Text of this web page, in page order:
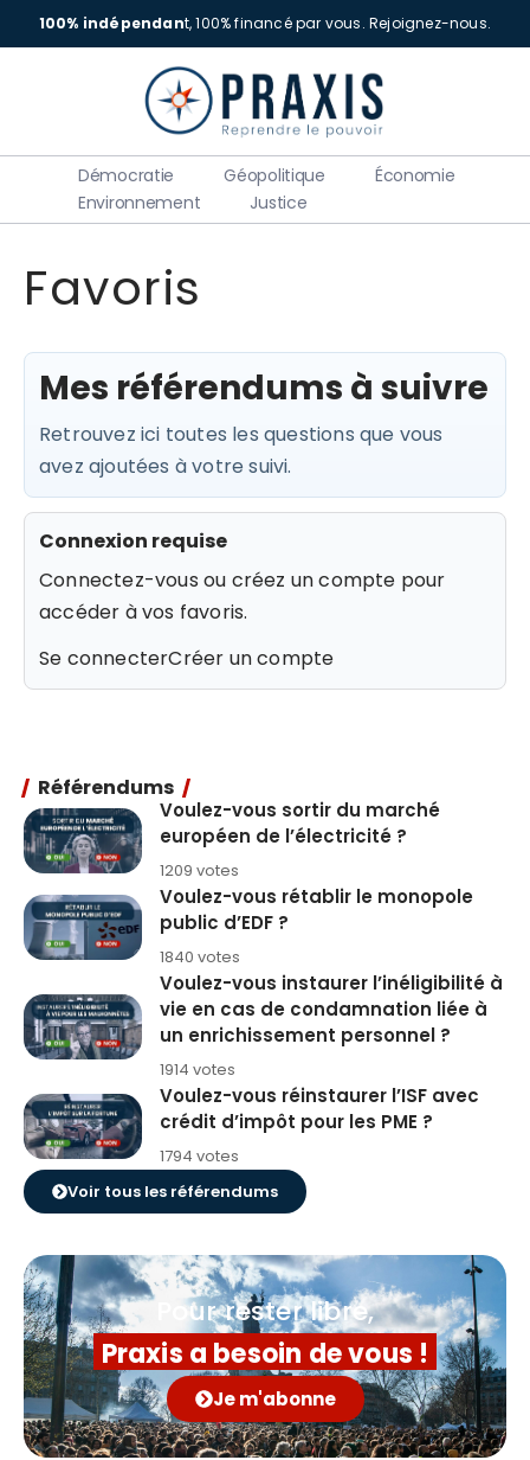
100% indépendant, 100% financé par vous.Rejoignez-nous.
Démocratie Géopolitique
Économie
Environnement
Justice
Favoris
Mes référendums à suivre
Retrouvez ici toutes les questions que vous
avez ajoutées à votre suivi.
Connexion requise
Connectez-vous ou créez un compte pour
accéder à vos favoris.
Se connecterCréer un compte
Référendums
Voulez-vous sortir du marché
européen de l’électricité ?
1209 votes
Voulez-vous rétablir le monopole
public d’EDF ?
1840 votes
Voulez-vous instaurer l’inéligibilité à
vie en cas de condamnation liée à
un enrichissement personnel ?
1914 votes
Voulez-vous réinstaurer l’ISF avec
crédit d’impôt pour les PME ?
1794 votes
Voir tous les référendums
Pour rester libre,
Praxis a besoin de vous !
Je m'abonne